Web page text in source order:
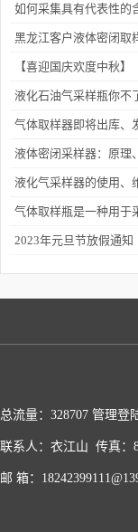
工作逻辑是什么？
如何采集具有代表性的
油水样？——石油类采
器原理与使用
黑龙江客户液体密闭取
器项目顺利交付
【喜迎国庆欢度中秋】
2025年国庆中秋放假通
液化石油气采样瓶你不
解的知识！
气体取样器即将出库、
货！
液体密闭采样器：原理、
应用和优势
液化气采样器的使用、
护与优化
气体取样瓶是一种用于
集、贮存和分析气体样品
2023年元旦节放假通知
总流量：328707 管理登
联系人：衣江山 传真：
邮 箱：